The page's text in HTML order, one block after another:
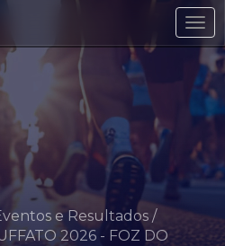
e Resultados /
2026 - FOZ DO